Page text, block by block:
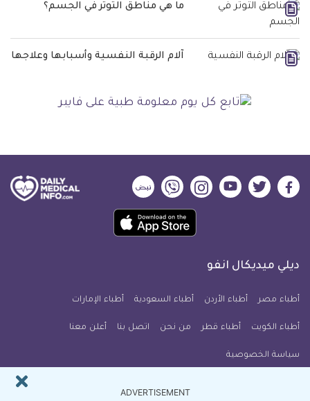
ما هي مناطق التوتر في الجسم؟
آلام الرقبة النفسية وأسبابها وعلاجها
ديلي
فيسبوك
ديلي
تويتر
ديلي
ميديكال
يوتيوب
ديلي
ميديكال
انفو
ديلي
ميديكال
انفو
ديلي
ميديكال
انفو
حمل
تطبيق
معلومة
للآيفون
ديلي ميديكال انفو
أطباء مصر أطباء الأردن أطباء السعودية أطباء الإمارات
أطباء الكويت أطباء قطر من نحن اتصل بنا أعلن معنا
سياسة الخصوصية
ADVERTISEMENT